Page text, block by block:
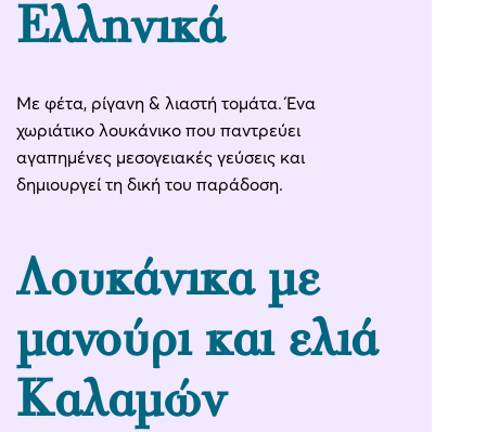
Ελληνικά
Με φέτα, ρίγανη & λιαστή τομάτα. Ένα
χωριάτικο λουκάνικο που παντρεύει
αγαπημένες μεσογειακές γεύσεις και
δημιουργεί τη δική του παράδοση.
Λουκάνικα με
μανούρι και ελιά
Καλαμών